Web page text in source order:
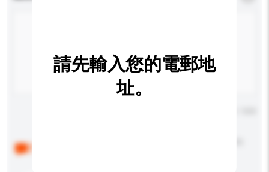
請先輸入您的電郵地
址。